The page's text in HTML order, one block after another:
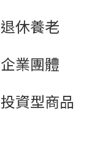
退休養老
企業團體
投資型商品